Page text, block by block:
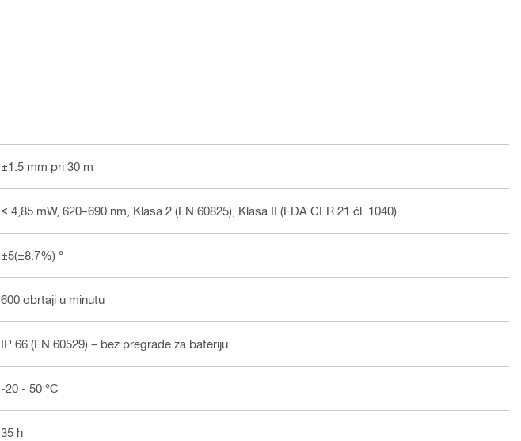
±1.5 mm pri 30 m
< 4,85 mW, 620–690 nm, Klasa 2 (EN 60825), Klasa II (FDA CFR 21 čl. 1040)
±5(±8.7%) °
600 obrtaji u minutu
IP 66 (EN 60529) – bez pregrade za bateriju
-20 - 50 °C
35 h